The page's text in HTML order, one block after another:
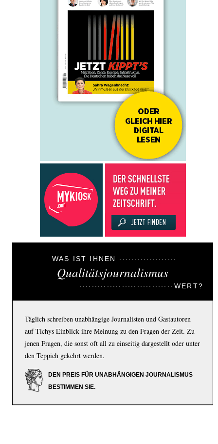
WAS IST IHNEN
Qualitätsjournalismus
WERT?
Täglich schreiben unabhängige Journalisten und Gastautoren
auf Tichys Einblick ihre Meinung zu den Fragen der Zeit. Zu
jenen Fragen, die sonst oft all zu einseitig dargestellt oder unter
den Teppich gekehrt werden.
DEN PREIS FÜR UNABHÄNGIGEN JOURNALISMUS
BESTIMMEN SIE.